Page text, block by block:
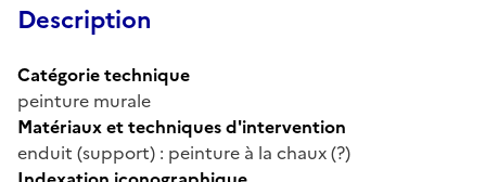
Description
Catégorie technique
peinture murale
Matériaux et techniques d'intervention
enduit (support) : peinture à la chaux (?)